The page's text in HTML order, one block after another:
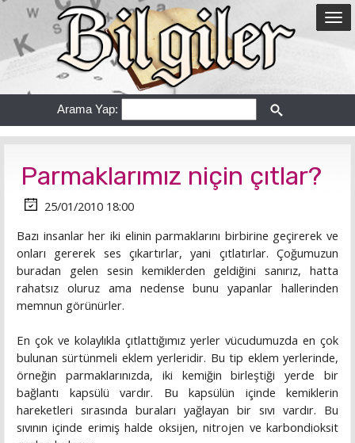
Arama Yap:
Parmaklarımız niçin çıtlar?
25/01/2010 18:00
Bazı insanlar her iki elinin parmaklarını birbirine geçirerek ve
onları gererek ses çıkartırlar, yani çıtlatırlar. Çoğumuzun
buradan gelen sesin kemiklerden geldiğini sanırız, hatta
rahatsız oluruz ama nedense bunu yapanlar hallerinden
memnun görünürler.
En çok ve kolaylıkla çıtlattığımız yerler vücudumuzda en çok
bulunan sürtünmeli eklem yerleridir. Bu tip eklem yerlerinde,
örneğin parmaklarınızda, iki kemiğin birleştiği yerde bir
bağlantı kapsülü vardır. Bu kapsülün içinde kemiklerin
hareketleri sırasında buraları yağlayan bir sıvı vardır. Bu
sıvının içinde erimiş halde oksijen, nitrojen ve karbondioksit